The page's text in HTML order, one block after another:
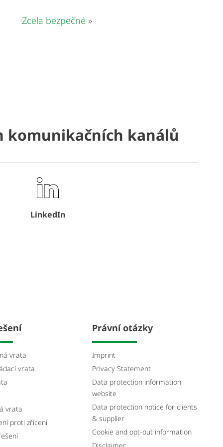
Zcela bezpečné »
komunikačních kanálů
LinkedIn
vrata
vrata
vrata
proti zřícení
Právní otázky
Imprint
Privacy Statement
Data protection information
website
Data protection notice for clients
& supplier
Cookie and opt-out information